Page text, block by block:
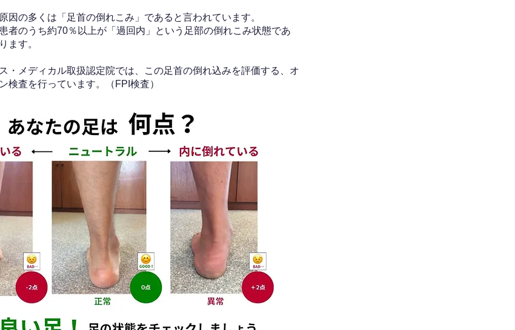
因の多くは「足首の倒れこみ」であると言われています。
者のうち約70％以上が「過回内」という足部の倒れこみ状態であ
ます。
・メディカル取扱認定院では、この足首の倒れ込みを評価する、オ
検査を行っています。（FPI検査）​